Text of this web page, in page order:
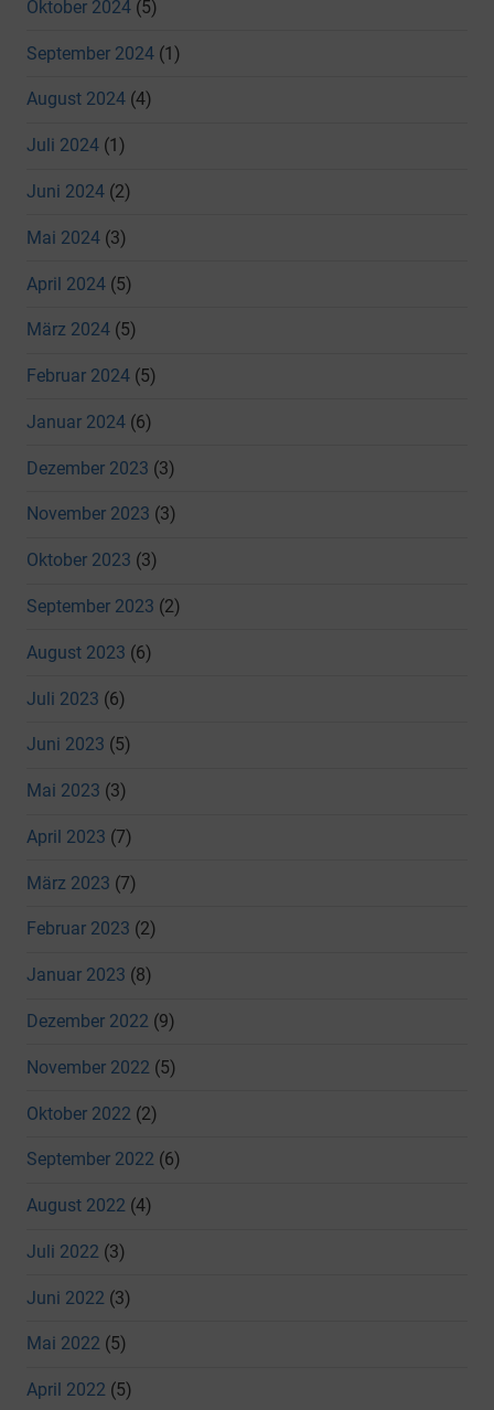
Oktober 2024 (5)
September 2024 (1)
August 2024 (4)
Juli 2024 (1)
Juni 2024 (2)
Mai 2024 (3)
April 2024 (5)
März 2024 (5)
Februar 2024 (5)
Januar 2024 (6)
Dezember 2023 (3)
November 2023 (3)
Oktober 2023 (3)
September 2023 (2)
August 2023 (6)
Juli 2023 (6)
Juni 2023 (5)
Mai 2023 (3)
April 2023 (7)
März 2023 (7)
Februar 2023 (2)
Januar 2023 (8)
Dezember 2022 (9)
November 2022 (5)
Oktober 2022 (2)
September 2022 (6)
August 2022 (4)
Juli 2022 (3)
Juni 2022 (3)
Mai 2022 (5)
April 2022 (5)